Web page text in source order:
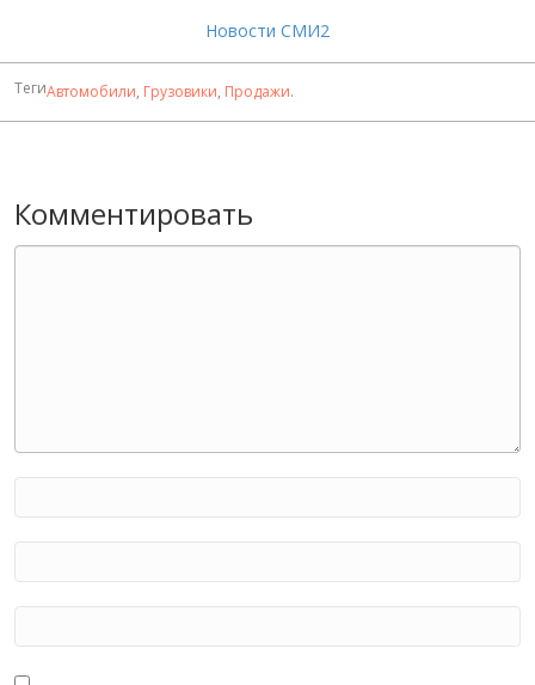
Новости СМИ2
ТегиАвтомобили, Грузовики, Продажи.
Комментировать